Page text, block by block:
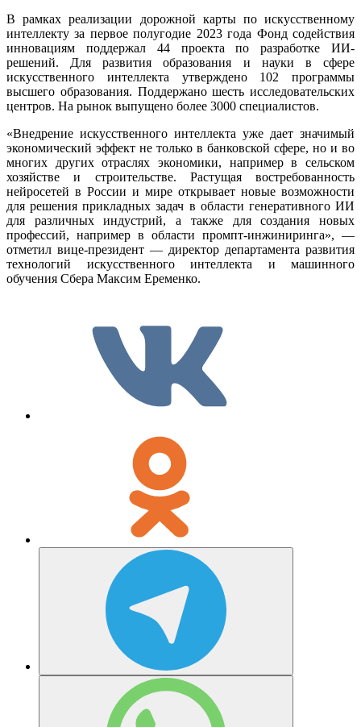
В рамках реализации дорожной карты по искусственному
интеллекту за первое полугодие 2023 года Фонд содействия
инновациям поддержал 44 проекта по разработке ИИ-
решений. Для развития образования и науки в сфере
искусственного интеллекта утверждено 102 программы
высшего образования. Поддержано шесть исследовательских
центров. На рынок выпущено более 3000 специалистов.
«Внедрение искусственного интеллекта уже дает значимый
экономический эффект не только в банковской сфере, но и во
многих других отраслях экономики, например в сельском
хозяйстве и строительстве. Растущая востребованность
нейросетей в России и мире открывает новые возможности
для решения прикладных задач в области генеративного ИИ
для различных индустрий, а также для создания новых
профессий, например в области промпт-инжиниринга», —
отметил вице-президент — директор департамента развития
технологий искусственного интеллекта и машинного
обучения Сбера Максим Еременко.